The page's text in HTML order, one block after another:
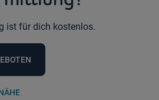
ist für dich kostenlos.